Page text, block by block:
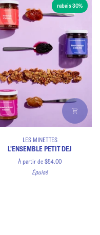
rabais 30%
LES MINETTES
L'ENSEMBLE PETIT DEJ
À partir de $54.00
Épuisé